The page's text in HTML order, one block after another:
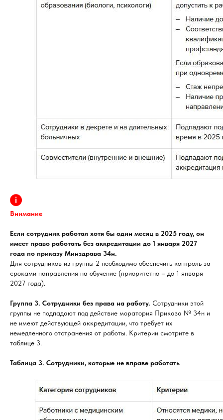
Внимание
Если сотрудник работал хотя бы один месяц в 2025 году, он
имеет право работать без аккредитации до 1 января 2027
года по приказу Минздрава 34н.
Для сотрудников из группы 2 необходимо обеспечить контроль за
сроками направления на обучение (приоритетно – до 1 января
2027 года).
Группа 3. Сотрудники без права на работу. Сотрудники этой
группы не подпадают под действие моратория Приказа № 34н и
не имеют действующей аккредитации, что требует их
немедленного отстранения от работы. Критерии смотрите в
таблице 3.
Таблица 3. Сотрудники, которые не вправе работать